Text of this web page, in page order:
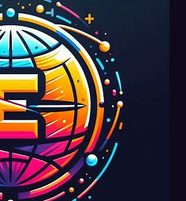
perso
nalita
te